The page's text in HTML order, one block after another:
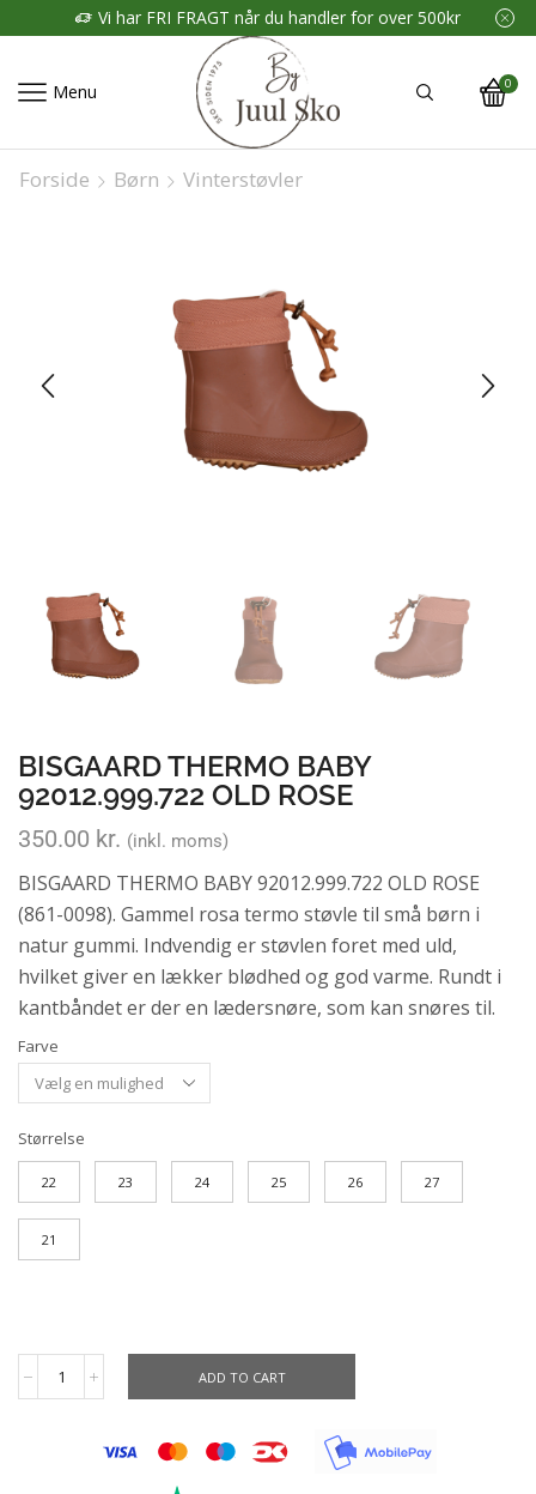
Vi har FRI FRAGT når du handler for over 500kr
Menu 0
Forside Børn Vinterstøvler
BISGAARD THERMO BABY
92012.999.722 OLD ROSE
350.00 kr. (inkl. moms)
BISGAARD THERMO BABY 92012.999.722 OLD ROSE
(861-0098). Gammel rosa termo støvle til små børn i
natur gummi. Indvendig er støvlen foret med uld,
hvilket giver en lækker blødhed og god varme. Rundt i
kantbåndet er der en lædersnøre, som kan snøres til.
Farve
Størrelse
22 23 24 25 26 27
21
ADD TO CART